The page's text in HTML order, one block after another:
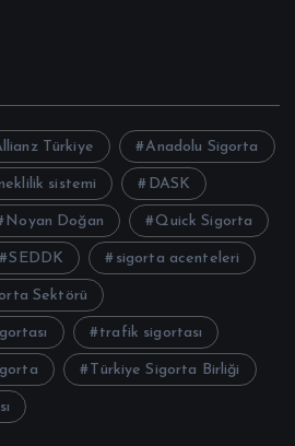
Türkiye Anadolu Sigorta
sistemi DASK
Noyan Doğan Quick Sigorta
SEDDK sigorta acenteleri
Sektörü
trafik sigortası
Türkiye Sigorta Birliği